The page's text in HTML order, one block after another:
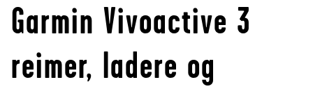
Garmin Vivoactive 3
reimer, ladere og